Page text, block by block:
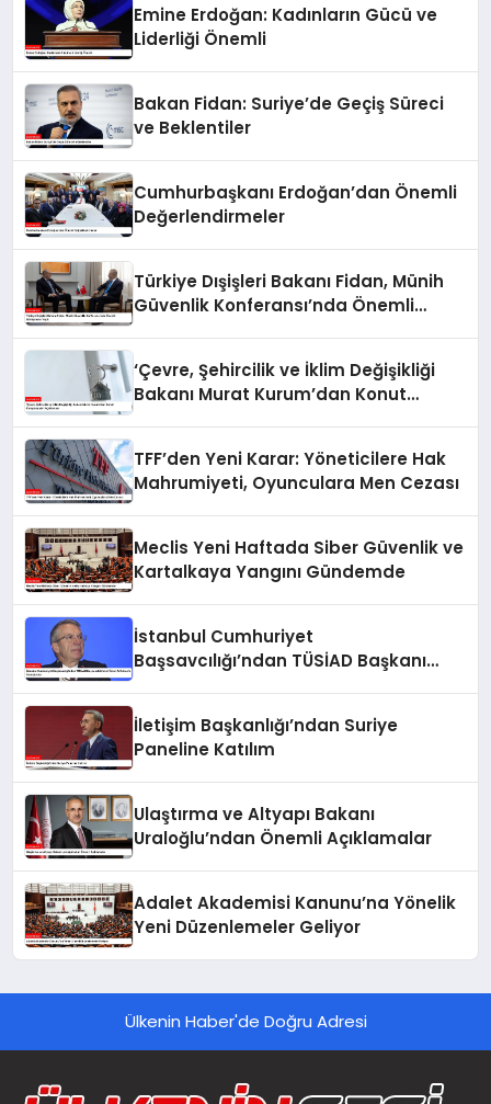
Emine Erdoğan: Kadınların Gücü ve
Liderliği Önemli
Bakan Fidan: Suriye’de Geçiş Süreci
ve Beklentiler
Cumhurbaşkanı Erdoğan’dan Önemli
Değerlendirmeler
Türkiye Dışişleri Bakanı Fidan, Münih
Güvenlik Konferansı’nda Önemli
‘Çevre, Şehircilik ve İklim Değişikliği
Bakanı Murat Kurum’dan Konut
TFF’den Yeni Karar: Yöneticilere Hak
Mahrumiyeti, Oyunculara Men Cezası
Meclis Yeni Haftada Siber Güvenlik ve
Kartalkaya Yangını Gündemde
İstanbul Cumhuriyet
Başsavcılığı’ndan TÜSİAD Başkanı
İletişim Başkanlığı’ndan Suriye
Paneline Katılım
Ulaştırma ve Altyapı Bakanı
Uraloğlu’ndan Önemli Açıklamalar
Adalet Akademisi Kanunu’na Yönelik
Yeni Düzenlemeler Geliyor
Ülkenin Haber'de Doğru Adresi